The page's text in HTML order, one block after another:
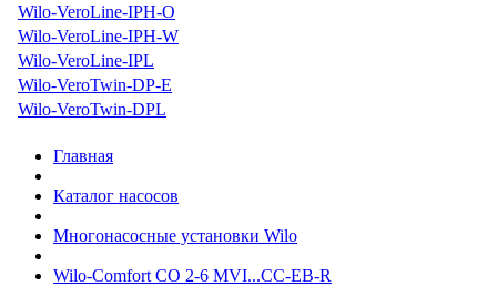
Wilo-VeroLine-IPH-O
Wilo-VeroLine-IPH-W
Wilo-VeroLine-IPL
Wilo-VeroTwin-DP-E
Wilo-VeroTwin-DPL
Главная
Каталог насосов
Многонасосные установки Wilo
Wilo-Comfort CO 2-6 MVI...CC-EB-R